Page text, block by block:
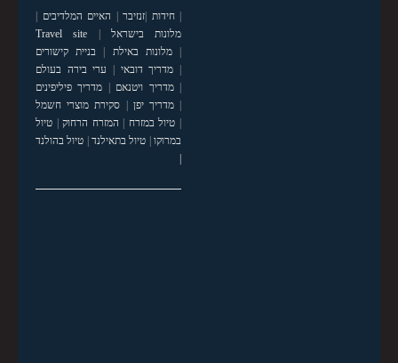
|חידות זנזיבר האיים המלדיבים
מלונות בישראל
Travel site
|מלונות באילת
בניית קישורים
מדריך דובאי
ערי בירה בעולם
|מדריך ויטנאם
מדריך פיליפינים
|מדריך יפן
סקירת מוצרי חשמל
טיול במזרח המזרח הרחוק| טיול
במרוקו| טיול בתאילנד| טיול בהולנד